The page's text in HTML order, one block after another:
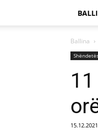
Ballina